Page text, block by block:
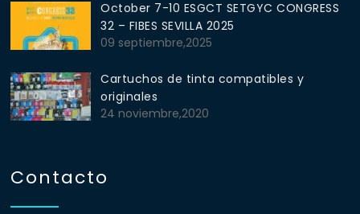
October 7-10 ESGCT SETGYC CONGRESS
32 – FIBES SEVILLA 2025
09 septiembre,2025
Cartuchos de tinta compatibles y
originales
24 noviembre,2020
Contacto